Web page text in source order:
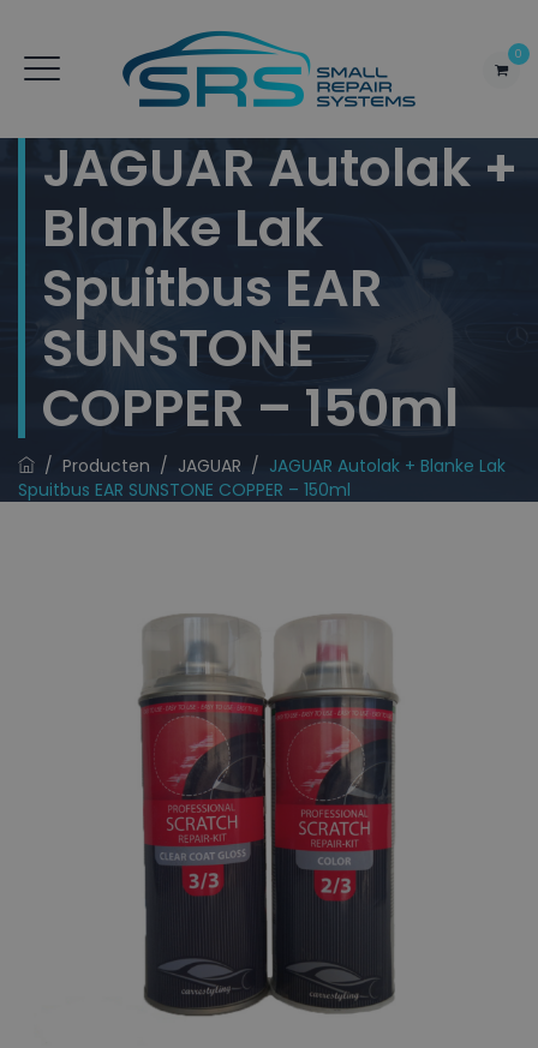
0
JAGUAR Autolak +
Blanke Lak
Spuitbus EAR
SUNSTONE
COPPER – 150ml
/ Producten / JAGUAR / JAGUAR Autolak + Blanke Lak
Spuitbus EAR SUNSTONE COPPER – 150ml